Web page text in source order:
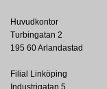
Huvudkontor
Turbingatan 2
195 60 Arlandastad
Filial Linköping